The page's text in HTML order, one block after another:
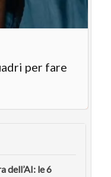
per fare
dell’AI: le 6